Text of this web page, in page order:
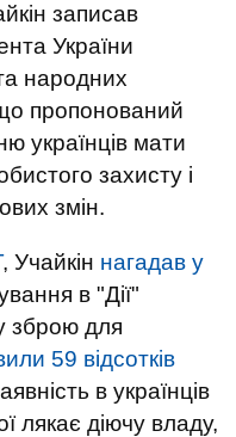
записав
України
народних
пропонований
українців мати
захисту і
змін.
, Учайкін нагадав у
в "Дії"
зброю для
59 відсотків
в українців
лякає діючу владу,